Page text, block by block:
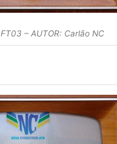
FT03 – AUTOR: Carlão NC